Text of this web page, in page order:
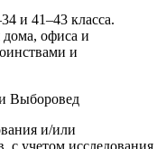
и 41–43 класса.
офиса и
и
Выборовед
и/или
с учетом исследования